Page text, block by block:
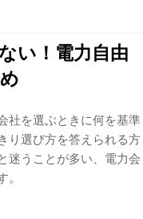
い！電力自由
社を選ぶときに何を基準
り選び方を答えられる方
迷うことが多い、電力会